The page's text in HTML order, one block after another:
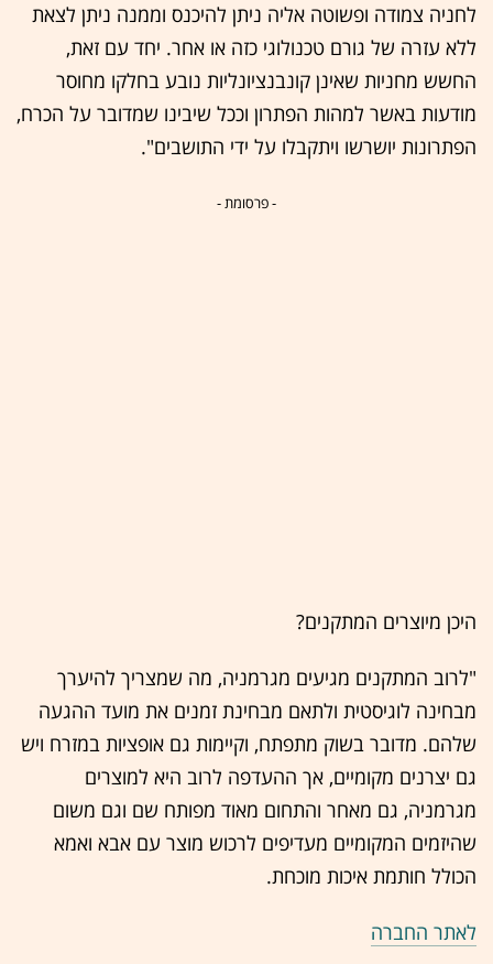
לחניה צמודה ופשוטה אליה ניתן להיכנס וממנה ניתן לצאת
ללא עזרה של גורם טכנולוגי כזה או אחר. יחד עם זאת,
החשש מחניות שאינן קונבנציונליות נובע בחלקו מחוסר
מודעות באשר למהות הפתרון וככל שיבינו שמדובר על הכרח,
הפתרונות יושרשו ויתקבלו על ידי התושבים".
- פרסומת -
היכן מיוצרים המתקנים?
"לרוב המתקנים מגיעים מגרמניה, מה שמצריך להיערך
מבחינה לוגיסטית ולתאם מבחינת זמנים את מועד ההגעה
שלהם. מדובר בשוק מתפתח, וקיימות גם אופציות במזרח ויש
גם יצרנים מקומיים, אך ההעדפה לרוב היא למוצרים
מגרמניה, גם מאחר והתחום מאוד מפותח שם וגם משום
שהיזמים המקומיים מעדיפים לרכוש מוצר עם אבא ואמא
הכולל חותמת איכות מוכחת.
לאתר החברה